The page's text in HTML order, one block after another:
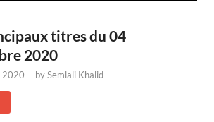
titres du 04
2020
2020 - bySemlali Khalid